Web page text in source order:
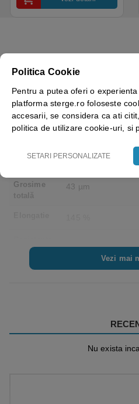
Brand TESA
Culoare Transparent
suport
folie de
Tipul
cauciuc natural
Grosime
totală
43 µm
la rupere
Aplicare manuală şi
Vezi mai
Nu exista
Politica Cookie
Pentru a putea oferi o
platforma sterge.ro foloseste
accesarii, se considera ca ati
politica de utilizare cookie-uri, si
SETARI PERSONALIZATE